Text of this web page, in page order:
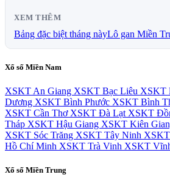
XEM THÊM
Bảng đặc biệt tháng nàyLô gan Miền
Xổ số Miền Nam
XSKT An Giang XSKT Bạc Liêu XSKT
Dương XSKT Bình Phước XSKT Bình
XSKT Cần Thơ XSKT Đà Lạt XSKT
Tháp XSKT Hậu Giang XSKT Kiên
XSKT Sóc Trăng XSKT Tây Ninh
Hồ Chí Minh XSKT Trà Vinh XSKT
Xổ số Miền Trung